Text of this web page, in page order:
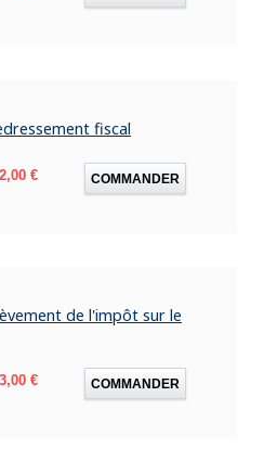
fiscal
Prix
2,00 € COMMANDER
de l'impôt sur le
Prix
3,00 € COMMANDER